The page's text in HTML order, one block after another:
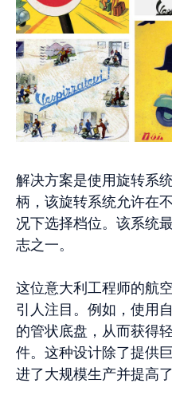
解决方案是使用旋转系
柄，该旋转系统允许在
况下选择档位。该系统
志之一。
这位意大利工程师的航
引人注目。例如，使用
的管状底盘，从而获得
件。这种设计除了提供
进了大规模生产并提高